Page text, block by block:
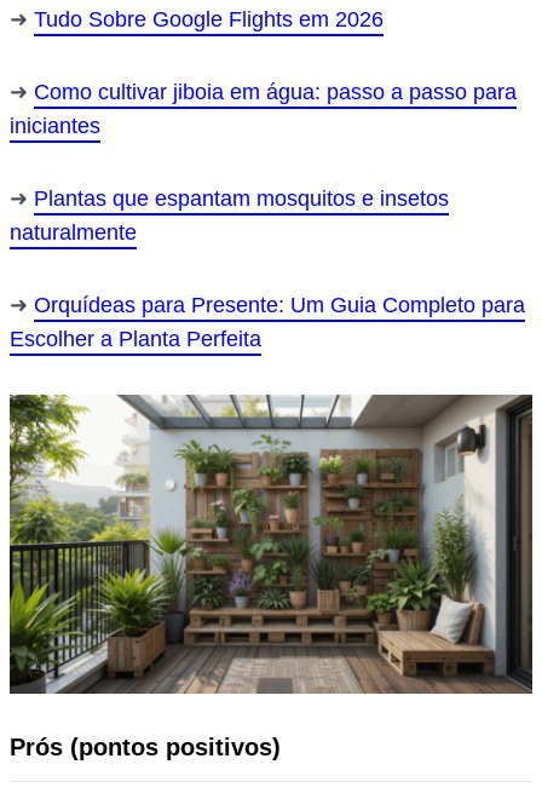
Tudo Sobre Google Flights em 2026
Como cultivar jiboia em água: passo a passo para
iniciantes
Plantas que espantam mosquitos e insetos
naturalmente
Orquídeas para Presente: Um Guia Completo para
Escolher a Planta Perfeita
Prós (pontos positivos)